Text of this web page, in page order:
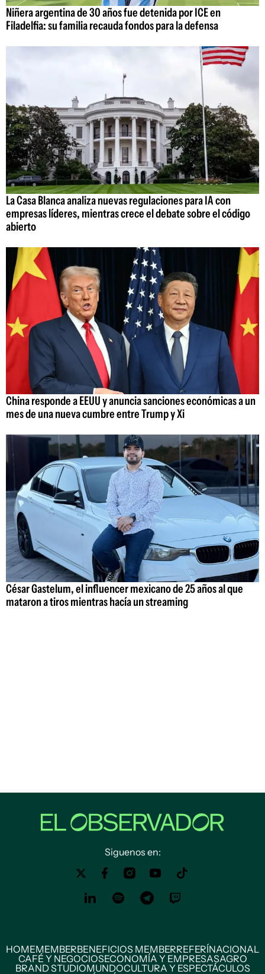
Niñera argentina de 30 años fue detenida por ICE en
Filadelfia: su familia recauda fondos para la defensa
La Casa Blanca analiza nuevas regulaciones para IA con
empresas líderes, mientras crece el debate sobre el código
abierto
China responde a EEUU y anuncia sanciones económicas a un
mes de una nueva cumbre entre Trump y Xi
César Gastelum, el influencer mexicano de 25 años al que
mataron a tiros mientras hacía un streaming
Siguenos en:
HOMEMEMBERBENEFICIOS MEMBERREFERÍNACIONAL
CAFÉ Y NEGOCIOSECONOMÍA Y EMPRESASAGRO
BRAND STUDIOMUNDOCULTURA Y ESPECTÁCULOS